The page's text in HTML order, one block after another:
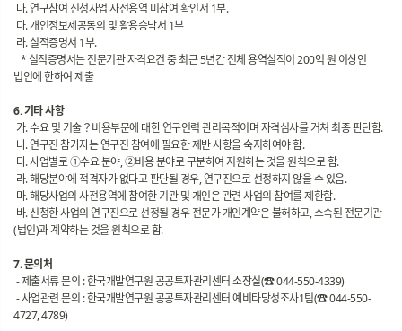
나. 연구참여 신청사업 사전용역 미참여 확인서 1부.
다. 개인정보제공동의 및 활용승낙서 1부
라. 실적증명서 1부.
* 실적증명서는 전문기관 자격요건 중 최근 5년간 전체 용역실적이 200억 원 이상인
법인에 한하여 제출
6. 기타 사항
가. 수요 및 기술？비용부문에 대한 연구인력 관리목적이며 자격심사를 거쳐 최종 판단함.
나. 연구진 참가자는 연구진 참여에 필요한 제반 사항을 숙지하여야 함.
다. 사업별로 ①수요 분야, ②비용 분야로 구분하여 지원하는 것을 원칙으로 함.
라. 해당분야에 적격자가 없다고 판단될 경우, 연구진으로 선정하지 않을 수 있음.
마. 해당사업의 사전용역에 참여한 기관 및 개인은 관련 사업의 참여를 제한함.
바. 신청한 사업의 연구진으로 선정될 경우 전문가 개인계약은 불허하고, 소속된 전문기관
(법인)과 계약하는 것을 원칙으로 함.
7. 문의처
- 제출서류 문의 : 한국개발연구원 공공투자관리센터 소장실(☎ 044-550-4339)
- 사업관련 문의 : 한국개발연구원 공공투자관리센터 예비타당성조사1팀(☎ 044-550-
4727, 4789)